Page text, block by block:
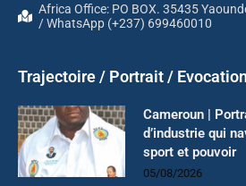
Africa Office: PO BOX. 35435
/ WhatsApp (+237) 699460010
Trajectoire / Portrait / Evocation
Cameroun |
d’industrie qui
sport et pouvoir
05/08/2026